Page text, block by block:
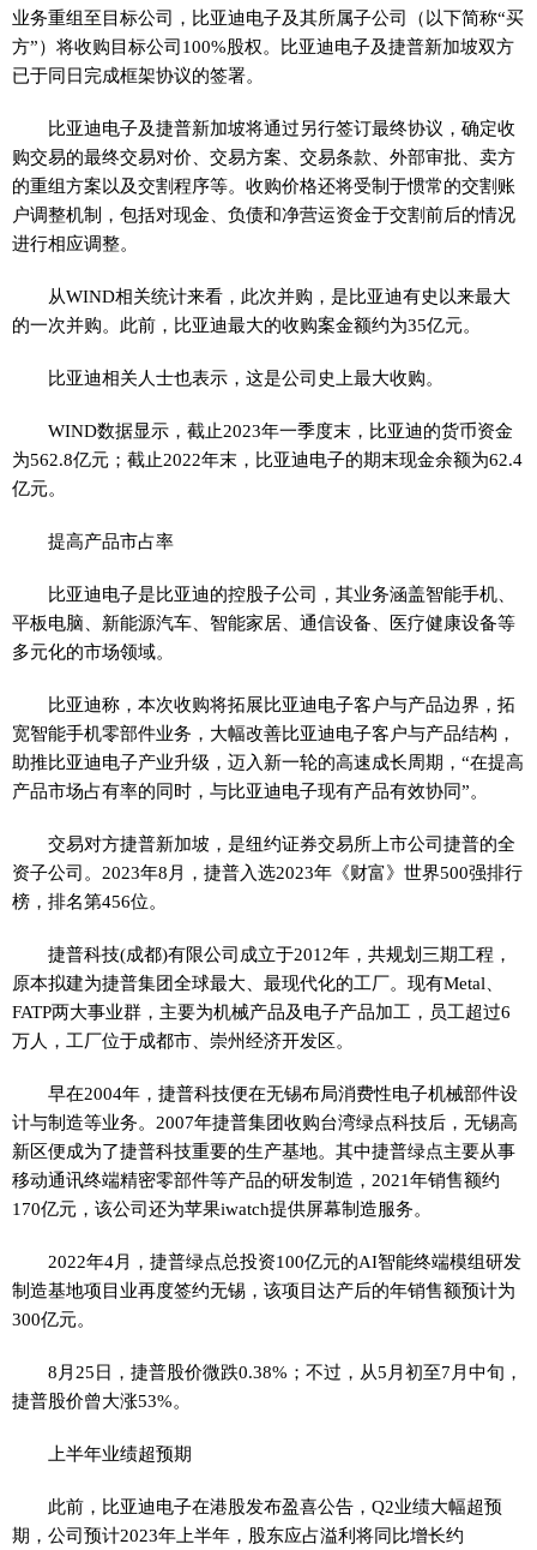
业务重组至目标公司，比亚迪电子及其所属子公司（以下简称“买
方”）将收购目标公司100%股权。比亚迪电子及捷普新加坡双方
已于同日完成框架协议的签署。
比亚迪电子及捷普新加坡将通过另行签订最终协议，确定收
购交易的最终交易对价、交易方案、交易条款、外部审批、卖方
的重组方案以及交割程序等。收购价格还将受制于惯常的交割账
户调整机制，包括对现金、负债和净营运资金于交割前后的情况
进行相应调整。
从WIND相关统计来看，此次并购，是比亚迪有史以来最大
的一次并购。此前，比亚迪最大的收购案金额约为35亿元。
比亚迪相关人士也表示，这是公司史上最大收购。
WIND数据显示，截止2023年一季度末，比亚迪的货币资金
为562.8亿元；截止2022年末，比亚迪电子的期末现金余额为62.4
亿元。
提高产品市占率
比亚迪电子是比亚迪的控股子公司，其业务涵盖智能手机、
平板电脑、新能源汽车、智能家居、通信设备、医疗健康设备等
多元化的市场领域。
比亚迪称，本次收购将拓展比亚迪电子客户与产品边界，拓
宽智能手机零部件业务，大幅改善比亚迪电子客户与产品结构，
助推比亚迪电子产业升级，迈入新一轮的高速成长周期，“在提高
产品市场占有率的同时，与比亚迪电子现有产品有效协同”。
交易对方捷普新加坡，是纽约证券交易所上市公司捷普的全
资子公司。2023年8月，捷普入选2023年《财富》世界500强排行
榜，排名第456位。
捷普科技(成都)有限公司成立于2012年，共规划三期工程，
原本拟建为捷普集团全球最大、最现代化的工厂。现有Metal、
FATP两大事业群，主要为机械产品及电子产品加工，员工超过6
万人，工厂位于成都市、崇州经济开发区。
早在2004年，捷普科技便在无锡布局消费性电子机械部件设
计与制造等业务。2007年捷普集团收购台湾绿点科技后，无锡高
新区便成为了捷普科技重要的生产基地。其中捷普绿点主要从事
移动通讯终端精密零部件等产品的研发制造，2021年销售额约
170亿元，该公司还为苹果iwatch提供屏幕制造服务。
2022年4月，捷普绿点总投资100亿元的AI智能终端模组研发
制造基地项目业再度签约无锡，该项目达产后的年销售额预计为
300亿元。
8月25日，捷普股价微跌0.38%；不过，从5月初至7月中旬，
捷普股价曾大涨53%。
上半年业绩超预期
此前，比亚迪电子在港股发布盈喜公告，Q2业绩大幅超预
期，公司预计2023年上半年，股东应占溢利将同比增长约